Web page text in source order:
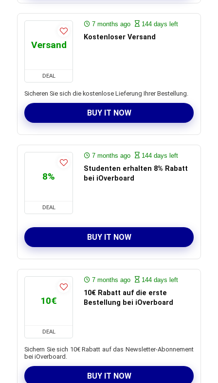
Versand
DEAL
7 months ago 144 days left
Kostenloser Versand
Sicheren Sie sich die kostenlose Lieferung Ihrer Bestellung.
BUY IT NOW
8%
DEAL
7 months ago 144 days left
Studenten erhalten 8% Rabatt
bei iOverboard
BUY IT NOW
10€
DEAL
7 months ago 144 days left
10€ Rabatt auf die erste
Bestellung bei iOverboard
Sichern Sie sich 10€ Rabatt auf das Newsletter-Abonnement
bei iOverboard.
BUY IT NOW